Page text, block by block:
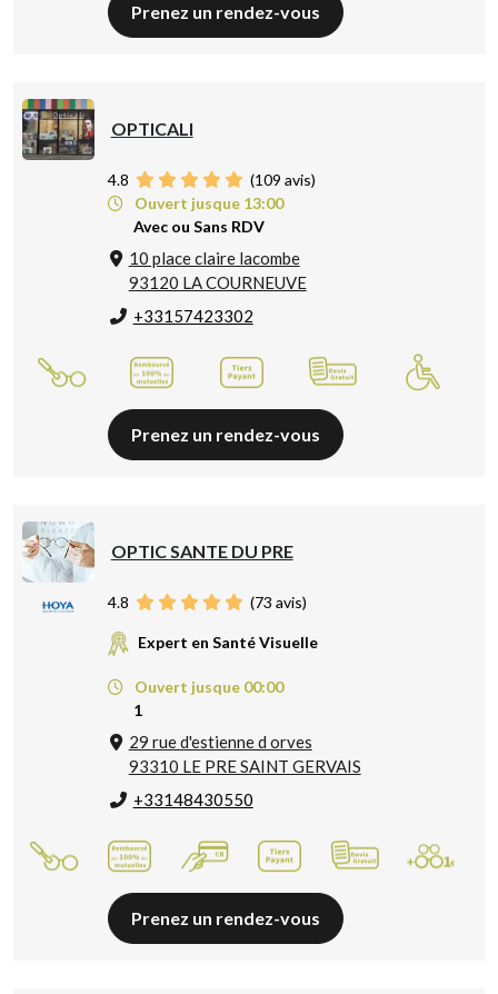
Prenez un rendez-vous
OPTICALI
4.8 (109 avis)
Ouvert jusque 13:00
Avec ou Sans RDV
10 place claire lacombe
93120 LA COURNEUVE
+33157423302
Prenez un rendez-vous
OPTIC SANTE DU PRE
4.8 (73 avis)
Expert en Santé Visuelle
Ouvert jusque 00:00
1
29 rue d'estienne d orves
93310 LE PRE SAINT GERVAIS
+33148430550
Prenez un rendez-vous